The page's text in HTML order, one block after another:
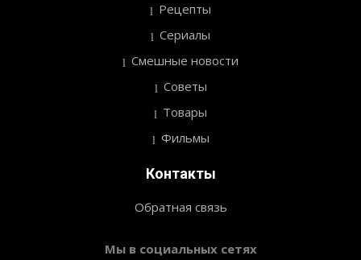
Рецепты
Сериалы
Смешные новости
Советы
Товары
Фильмы
Контакты
Обратная связь
Мы в социальных сетях